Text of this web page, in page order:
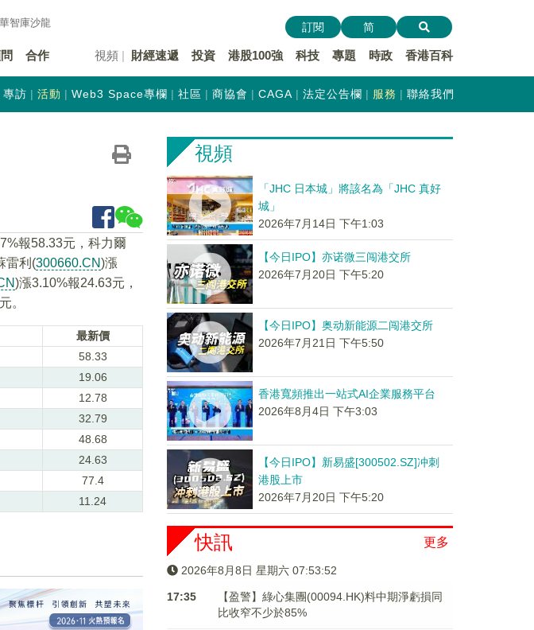
智庫沙龍
合作 視頻 財經速遞 投資 港股100強 科技 專題 時政 香港百科
訂閱 简
專訪 活動 Web3 Space專欄 社區 商協會 CAGA 法定公告欄 服務 聯絡我們
報58.33元，科力爾
雷利(300660.CN)漲
)漲3.10%報24.63元，
。
最新價
58.33
19.06
12.78
32.79
48.68
24.63
77.4
11.24
視頻
「JHC 日本城」將該名為「JHC 真好
城」
2026年7月14日 下午1:03
【今日IPO】亦诺微三闯港交所
2026年7月20日 下午5:20
【今日IPO】奥动新能源二闯港交所
2026年7月21日 下午5:50
香港寬頻推出一站式AI企業服務平台
2026年8月4日 下午3:03
【今日IPO】新易盛[300502.SZ]冲刺
港股上市
2026年7月20日 下午5:20
更多
快訊
2026年8月8日 星期六 07:53:53
17:35
【盈警】綠心集團(00094.HK)料中期淨虧損同
比收窄不少於85%